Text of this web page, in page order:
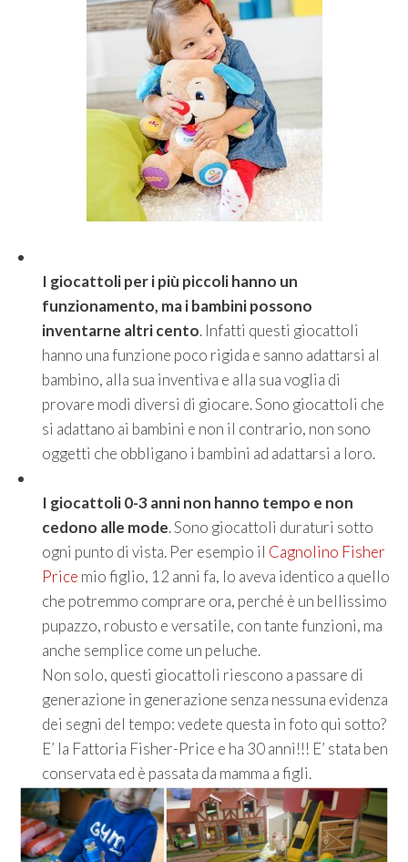
I giocattoli per i più piccoli hanno un
funzionamento, ma i bambini possono
inventarne altri cento. Infatti questi giocattoli
hanno una funzione poco rigida e sanno adattarsi al
bambino, alla sua inventiva e alla sua voglia di
provare modi diversi di giocare. Sono giocattoli che
si adattano ai bambini e non il contrario, non sono
oggetti che obbligano i bambini ad adattarsi a loro.
I giocattoli 0-3 anni non hanno tempo e non
cedono alle mode. Sono giocattoli duraturi sotto
ogni punto di vista. Per esempio il Cagnolino Fisher
Price mio figlio, 12 anni fa, lo aveva identico a quello
che potremmo comprare ora, perché è un bellissimo
pupazzo, robusto e versatile, con tante funzioni, ma
anche semplice come un peluche.
Non solo, questi giocattoli riescono a passare di
generazione in generazione senza nessuna evidenza
dei segni del tempo: vedete questa in foto qui sotto?
E’ la Fattoria Fisher-Price e ha 30 anni!!! E’ stata ben
conservata ed è passata da mamma a figli.